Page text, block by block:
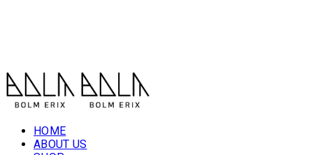
HOME
ABOUT US